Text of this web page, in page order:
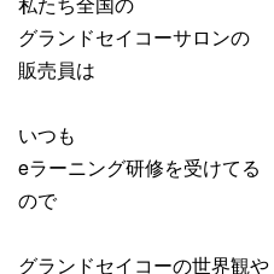
グランドセイコーサロンの
販売員は
いつも
eラーニング研修を受けてる
ので
グランドセイコーの世界観や